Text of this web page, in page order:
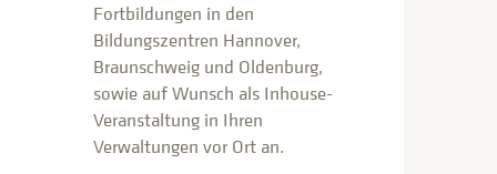
Fortbildungen in den
Bildungszentren Hannover,
Braunschweig und Oldenburg,
sowie auf Wunsch als Inhouse-
Veranstaltung in Ihren
Verwaltungen vor Ort an.